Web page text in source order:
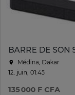
BARRE DE SON
Médina, Dakar
12. juin, 01:45
135 000 F CFA